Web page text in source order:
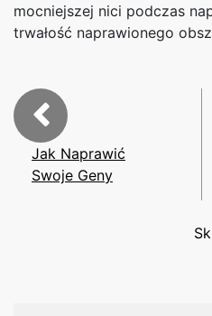
mocniejszej nici podczas
trwałość naprawionego
Jak Naprawić
Swoje Geny